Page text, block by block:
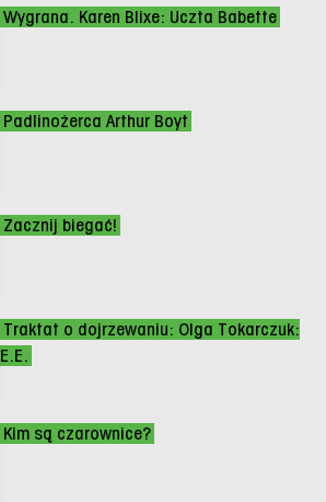
Wygrana. Karen Blixe: Uczta Babette
Padlinożerca Arthur Boyt
Zacznij biegać!
Traktat o dojrzewaniu: Olga Tokarczuk:
E.E.
Kim są czarownice?